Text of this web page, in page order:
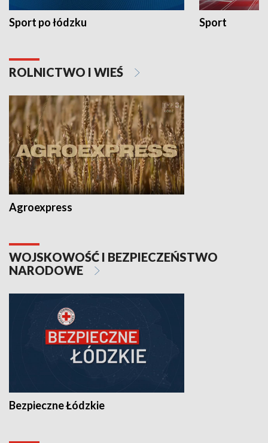
Sport po łódzku Sport
ROLNICTWO I WIEŚ
Agroexpress
WOJSKOWOŚĆ I BEZPIECZEŃSTWO
NARODOWE
Bezpieczne Łódzkie